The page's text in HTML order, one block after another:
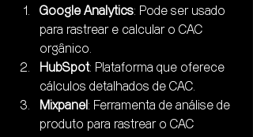
Google Analytics: Pode ser usado
para rastrear e calcular o CAC
orgânico.
HubSpot: Plataforma que oferece
cálculos detalhados de CAC.
Mixpanel : Ferramenta de análise de
produto para rastrear o CAC